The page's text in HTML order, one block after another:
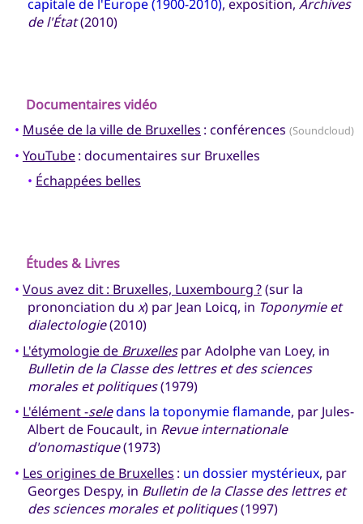
capitale de l'Europe (1900-2010), exposition, Archives
de l'État(2010)
Documentaires vidéo
• Musée de la ville de Bruxelles : conférences (Soundcloud)
• YouTube: documentaires sur Bruxelles
• Échappées belles
Études & Livres
• Vous avez dit : Bruxelles, Luxembourg ?(sur la
prononciation du x) par Jean Loicq, in Toponymie et
dialectologie(2010)
• L'étymologie de Bruxellespar Adolphe van Loey, in
Bulletin de la Classe des lettres et des sciences
morales et politiques(1979)
• L'élément -seledans la toponymie flamande, par Jules-
Albert de Foucault, in Revue internationale
d'onomastique(1973)
• Les origines de Bruxelles : un dossier mystérieux, par
Georges Despy, in Bulletin de la Classe des lettres et
des sciences morales et politiques(1997)